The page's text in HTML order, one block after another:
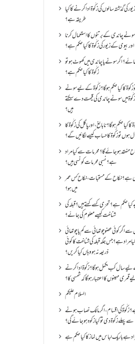
کی گذشتہ سالوں کی زکٰوۃ ادا کرنے کا کیا
طریقہ ہے؟
چاندی کے برتنوں کا استعمال کرنا
اور بیوی کے زیور کی زکٰوۃ کا کیا حکم ہے؟
اگر سونے یا چاندی میں کھوٹ ہو تو
زکٰوۃ کا کیا حکم ہے؟
کا کیا حکم ہو گا؟ زکٰوۃ کے لیے سونے
میں سونے چاندی کی قیمت دے سکتے
ہیں؟
حکم ہو گا؟ نا بالغ ، اور پاگل کی زکٰوۃ کا
تو زکٰوۃ کا حساب کیسے لگائیں گے؟
منعقد ہو جائے گا؟ محرمات سے کیا مراد
ہے؟ نسبی محرمات کونسی ہیں؟
ہے؟ نکاح کے مستحبات، نکاح کس عمر
میں ہو؟
حکم ہے؟ تحرّی کسے کہتے ہیں؟ قبلہ کی
شناخت کیسے معلوم کی جائے؟
اگر کوئی عضو چوتھائی سے کم یا چوتھائی
مراد ہے؟جس جگہ قبلہ کی شناخت کا کوئی
ذریعہ نہ ہو وہاں کیا کریں؟
لیے سال کب مکمل ہو گا؟زکٰوۃ ادا کرنے
مہینوں کا اعتبار ہو گا کہ شمسی کا؟
السلام علیکم
زکٰوۃ کی اقسام ،اگر مالک نصاب ہونے
سے پہلے زکٰوۃ دی تو کیا زکوه ہو جائےگی؟
ہے باریک لباس میں نماز کا کیا حکم ہے